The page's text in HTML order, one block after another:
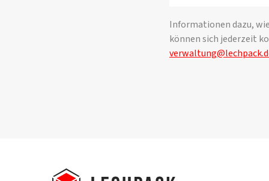
Informationen dazu,
können sich jederzeit